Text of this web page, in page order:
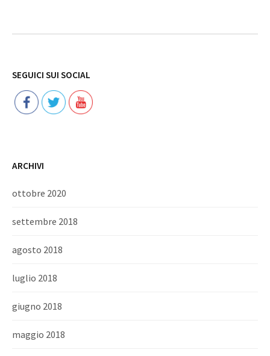
SEGUICI SUI SOCIAL
ARCHIVI
ottobre 2020
settembre 2018
agosto 2018
luglio 2018
giugno 2018
maggio 2018